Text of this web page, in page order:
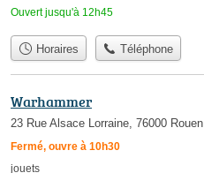
Ouvert jusqu'à 12h45
Horaires Téléphone
Warhammer
23 Rue Alsace Lorraine, 76000 Rouen
Fermé, ouvre à 10h30
jouets